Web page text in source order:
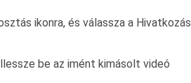
ikonra, és válassza a Hivatkozás
be az imént kimásolt videó